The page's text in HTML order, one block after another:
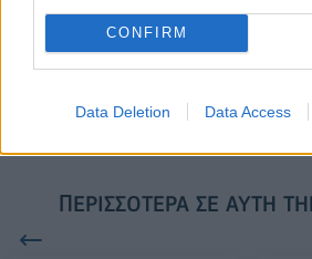
CONFIRM
Data Deletion Data Access
ESG Report 2025: Πώς η ΑΒ Βασιλόπουλος
βιωσιμότητα σε καθημερινή πράξη
ΠΕΡΙΣΣΌΤΕΡΑ ΣΕ ΑΥΤΉ